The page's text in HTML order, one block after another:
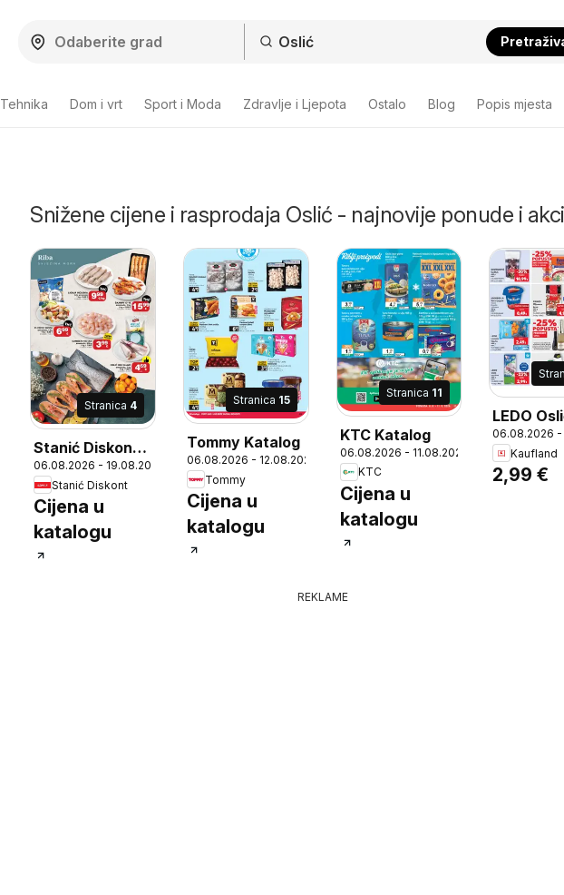
Tehnika Dom i vrt Sport i Moda Zdravlje i Ljepota Ostalo Blog Popis mjesta
Snižene cijene i rasprodaja Oslić - najnovije ponude i
Stranica 4
Stanić Diskont
Katalog
06.08.2026 - 19.08.2026
Stanić Diskont
Cijena u
katalogu
Stranica 15
Tommy Katalog
06.08.2026 - 12.08.2026
Tommy
Cijena u
katalogu
Stranica 11
KTC Katalog
06.08.2026 - 11.08.2026
KTC
Cijena u
katalogu
LEDO
g
06.08.2026 -
Kaufland
2,99 €
REKLAME